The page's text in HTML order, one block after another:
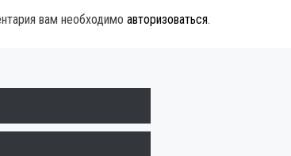
вам необходимо авторизоваться.